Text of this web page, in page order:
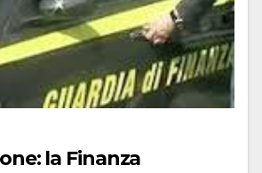
la Finanza